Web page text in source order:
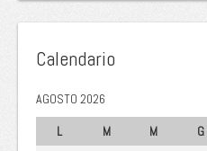
Calendario
AGOSTO 2026
L
M M G